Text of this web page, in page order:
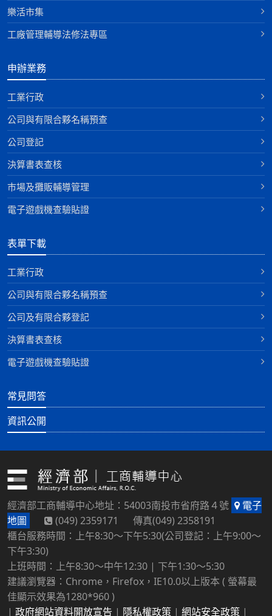
樂活市集
工廠管理輔導法修法專區
申辦業務
工業行政
公司與有限合夥名稱預查
公司登記
決算書表查核
巿場及攤販輔導管理
電子遊戲機查驗貼證
表單下載
工業行政
公司與有限合夥名稱預查
公司及有限合夥登記
決算書表查核
電子遊戲機查驗貼證
常見問答
資訊公開
經濟部工商輔導中心地址：54003南投市省府路４號
電子
地圖
(049) 2359171 傳真(049) 2358191
櫃台服務時間：上午8:30～下午5:30(公司登記：上午9:00～
下午3:30)
上班時間：上午8:30～中午12:30 | 下午1:30～5:30
建議瀏覽器：Chrome，Firefox，IE10.0以上版本 ( 螢幕最
佳顯示效果為1280*960 )
| 政府網站資料開放宣告 | 隱私權政策 | 網站安全政策 |